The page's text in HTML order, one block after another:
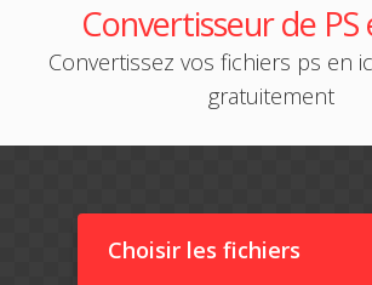
Convertisseur de PS
Convertissez vos fichiers ps en
gratuitement
Choisir les fichiers